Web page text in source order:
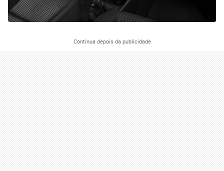
Continua depois da publicidade